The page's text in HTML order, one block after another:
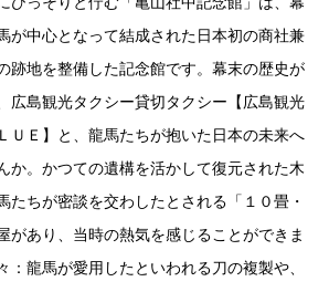
が中心となって結成された日本初の商社兼
跡地を整備した記念館です。幕末の歴史が
広島観光タクシー貸切タクシー【広島観光
ＵＥ】と、龍馬たちが抱いた日本の未来へ
か。かつての遺構を活かして復元された木
たちが密談を交わしたとされる「１０畳・
があり、当時の熱気を感じることができま
：龍馬が愛用したといわれる刀の複製や、